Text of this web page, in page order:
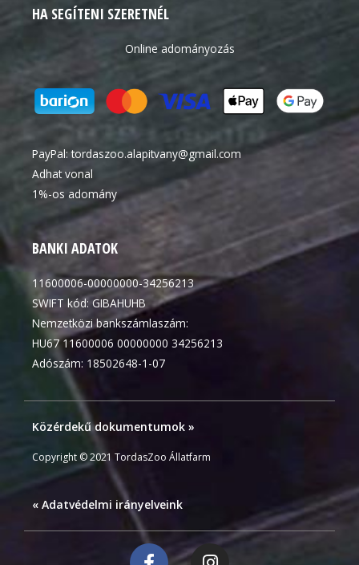
HA SEGÍTENI SZERETNÉL
Online adományozás
PayPal:tordaszoo.alapitvany@gmail.com
Adhat vonal
1%-os adomány
BANKI ADATOK
11600006-00000000-34256213
SWIFT kód: GIBAHUHB
Nemzetközi bankszámlaszám:
HU67 11600006 00000000 34256213
Adószám: 18502648-1-07
Közérdekű dokumentumok »
Copyright © 2021 TordasZoo Állatfarm
« Adatvédelmi irányelveink
F I